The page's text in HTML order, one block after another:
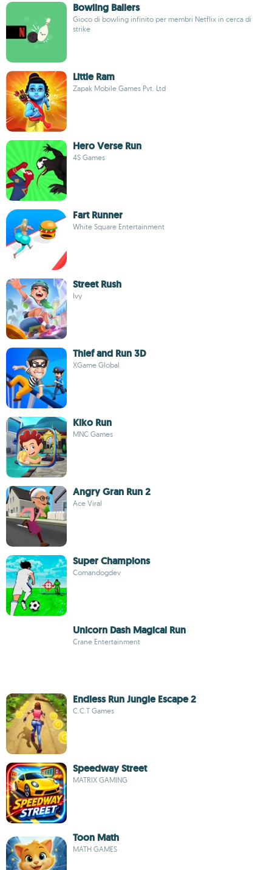
Bowling Ballers
Gioco di bowling infinito per membri Netflix in cerca di
strike
Little Ram
Zapak Mobile Games Pvt. Ltd
Hero Verse Run
4S Games
Fart Runner
White Square Entertainment
Street Rush
Ivy
Thief and Run 3D
XGame Global
Kiko Run
MNC Games
Angry Gran Run 2
Ace Viral
Super Champions
Comandogdev
Unicorn Dash Magical Run
Crane Entertainment
Endless Run Jungle Escape 2
C.C.T Games
Speedway Street
MATRIX GAMING
Toon Math
MATH GAMES